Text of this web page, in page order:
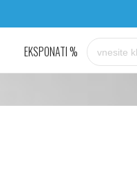
EKSPONATI %